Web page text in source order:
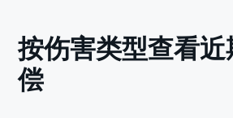
按伤害类型查看
偿